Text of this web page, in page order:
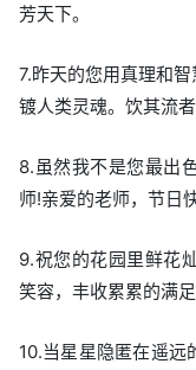
芳天下。
7.昨天的您用真理和
镀人类灵魂。饮其流
8.虽然我不是您最出
师!亲爱的老师，节日
9.祝您的花园里鲜花
笑容，丰收累累的满
10.当星星隐匿在遥远